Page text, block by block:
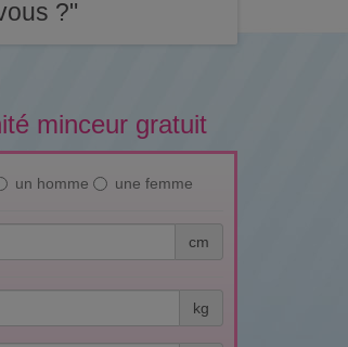
?"
minceur gratuit
un homme une femme
cm
kg